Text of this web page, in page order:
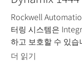
Rockwell
터링 시스템은
하고 보호할 수 있습
더 읽기